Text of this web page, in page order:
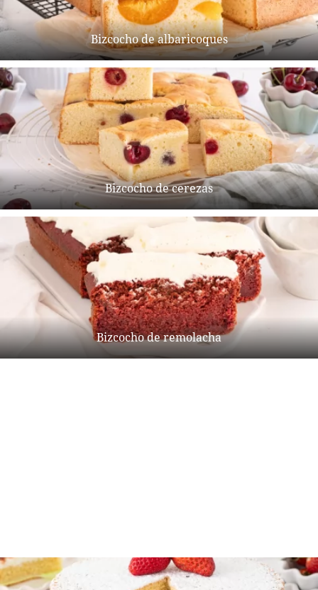
Bizcocho de albaricoques
Bizcocho de cerezas
Bizcocho de remolacha